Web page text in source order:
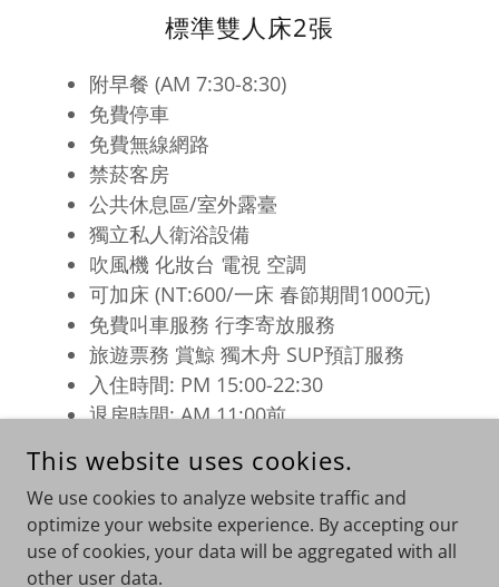
標準雙人床2張
附早餐 (AM 7:30-8:30)
免費停車
免費無線網路
禁菸客房
公共休息區/室外露臺
獨立私人衛浴設備
吹風機 化妝台 電視 空調
可加床 (NT:600/一床 春節期間1000元)
免費叫車服務 行李寄放服務
旅遊票務 賞鯨 獨木舟 SUP預訂服務
入住時間: PM 15:00-22:30
退房時間: AM 11:00前
3歲以上需加收加床費
館內附設咖啡館(費用另計)
COPYRIGHT © 2026 塞維爾鄉村民宿 - ALL RIGHTS RESERVED.
This website uses cookies.
We use cookies to analyze website traffic and
optimize your website experience. By accepting our
use of cookies, your data will be aggregated with all
other user data.